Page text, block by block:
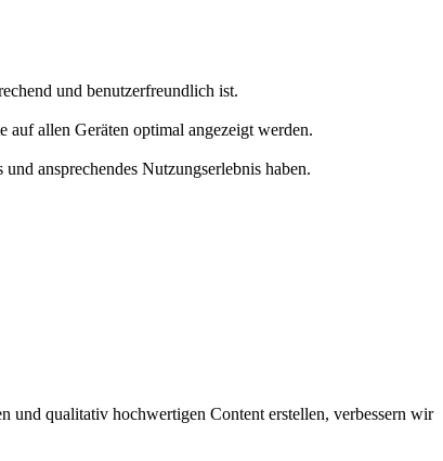
und benutzerfreundlich ist.
auf allen Geräten optimal angezeigt werden.
ansprechendes Nutzungserlebnis haben.
und qualitativ hochwertigen Content erstellen, verbessern wir